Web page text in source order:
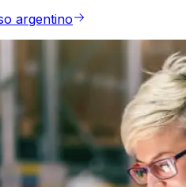
argentino